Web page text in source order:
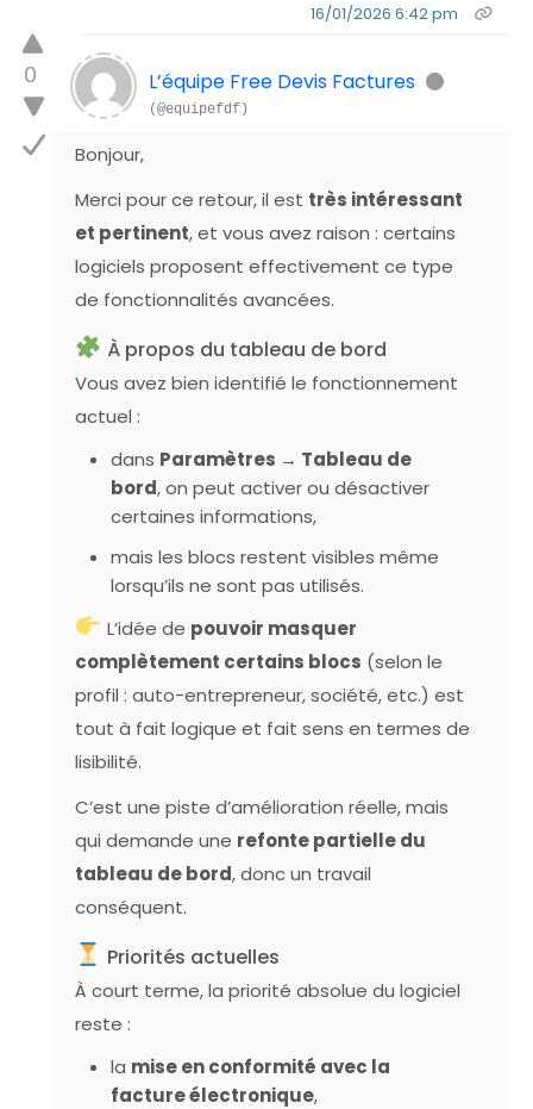
0
16/01/2026 6:42 pm
L’équipe Free Devis Factures
(@equipefdf)
Bonjour,
Merci pour ce retour, il est très intéressant
et pertinent, et vous avez raison : certains
logiciels proposent effectivement ce type
de fonctionnalités avancées.
À propos du tableau de bord
Vous avez bien identifié le fonctionnement
actuel :
dans Paramètres → Tableau de
bord, on peut activer ou désactiver
certaines informations,
mais les blocs restent visibles même
lorsqu’ils ne sont pas utilisés.
L’idée de pouvoir masquer
complètement certains blocs (selon le
profil : auto-entrepreneur, société, etc.) est
tout à fait logique et fait sens en termes de
lisibilité.
C’est une piste d’amélioration réelle, mais
qui demande une refonte partielle du
tableau de bord, donc un travail
conséquent.
Priorités actuelles
À court terme, la priorité absolue du logiciel
reste :
la mise en conformité avec la
facture électronique,